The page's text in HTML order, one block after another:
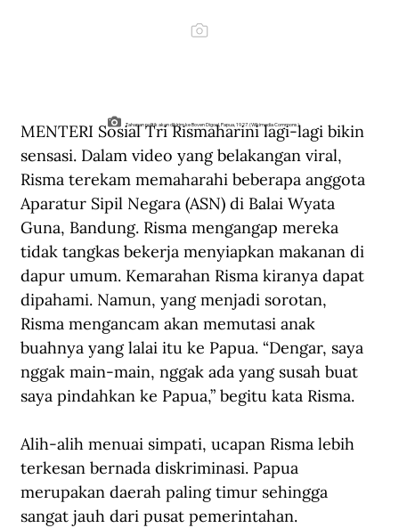
Tahanan politik akan dikirim ke Boven Digoel, Papua, 1927. (Wikimedia Commons).
MENTERI Sosial Tri Rismaharini lagi-lagi bikin
sensasi. Dalam video yang belakangan viral,
Risma terekam memaharahi beberapa anggota
Aparatur Sipil Negara (ASN) di Balai Wyata
Guna, Bandung. Risma mengangap mereka
tidak tangkas bekerja menyiapkan makanan di
dapur umum. Kemarahan Risma kiranya dapat
dipahami. Namun, yang menjadi sorotan,
Risma mengancam akan memutasi anak
buahnya yang lalai itu ke Papua. “Dengar, saya
nggak main-main, nggak ada yang susah buat
saya pindahkan ke Papua,” begitu kata Risma.
Alih-alih menuai simpati, ucapan Risma lebih
terkesan bernada diskriminasi. Papua
merupakan daerah paling timur sehingga
sangat jauh dari pusat pemerintahan.